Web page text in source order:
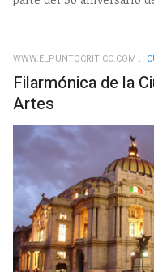
WWW.ELPUNTOCRITICO.COM
Filarmónica de la
Artes